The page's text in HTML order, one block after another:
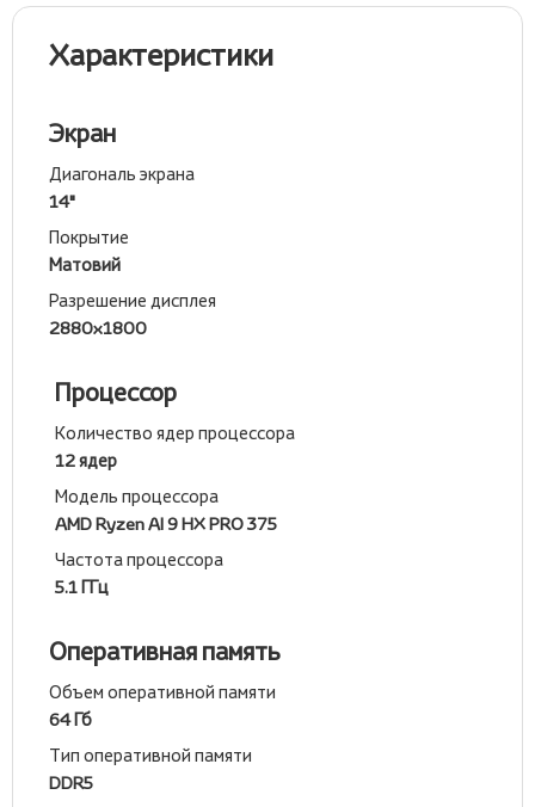
Характеристики
Экран
Диагональ экрана
14"
Покрытие
Матовий
Разрешение дисплея
2880x1800
Процессор
Количество ядер процессора
12 ядер
Модель процессора
AMD Ryzen AI 9 HX PRO 375
Частота процессора
5.1 ГГц
Оперативная память
Объем оперативной памяти
64 Гб
Тип оперативной памяти
DDR5